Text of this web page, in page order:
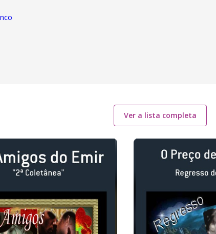
Ver a lista completa